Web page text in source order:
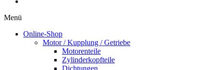
Menü
Online-Shop
Motor / Kupplung / Getriebe
Motorenteile
Zylinderkopfteile
Dichtungen